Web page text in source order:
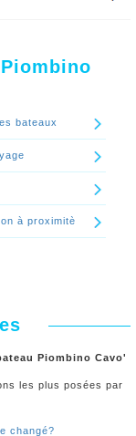
de voyage
bateaux
à proximitè
Piombino Cavo'
les plus posées par
changé?